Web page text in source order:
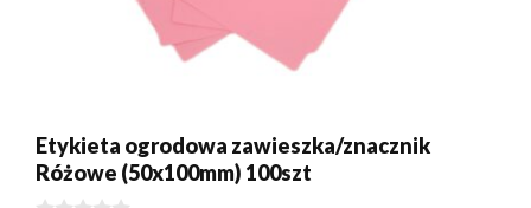
Etykieta ogrodowa zawieszka/znacznik
Różowe (50x100mm) 100szt